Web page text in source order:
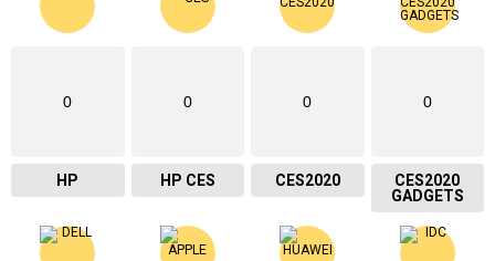
0
HP
0
HP CES
0
CES2020
0
CES2020
GADGETS